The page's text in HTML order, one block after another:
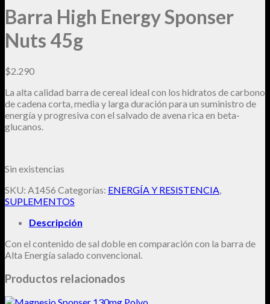
Barra High Energy Sponser
Nuts 45g
$2.290
La alta calidad barra de cereal ideal con los hidratos de carbono
de cadena corta, media y larga duración para un suministro de
energía y progresiva con el salvado de avena rica en beta-
glucanos.
Sin existencias
SKU: A1456 Categorías: ENERGÍA Y RESISTENCIA,
SUPLEMENTOS
Descripción
Con el contenido de sal doble en comparación con la barra de
Alta Energía salado convencional.
Productos relacionados